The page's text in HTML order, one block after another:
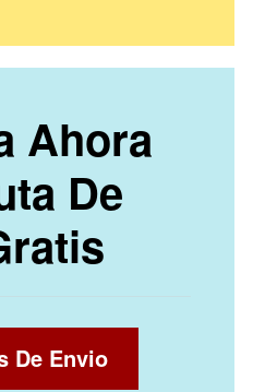
Ahora
De
De Envio